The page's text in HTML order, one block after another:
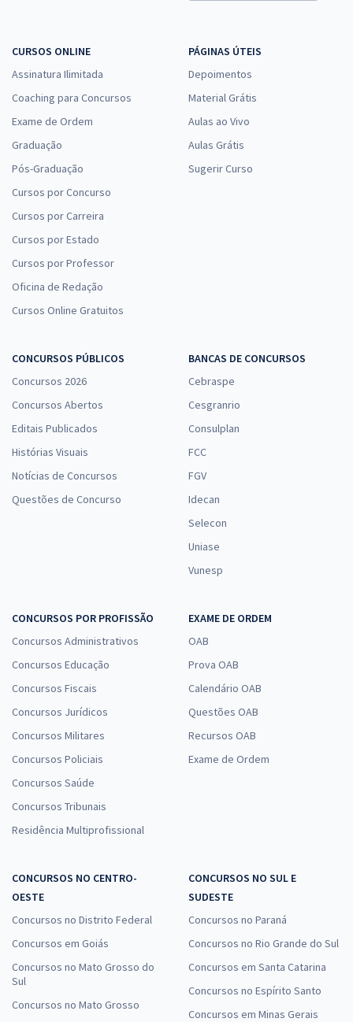
CURSOS ONLINE
Assinatura Ilimitada
Coaching para Concursos
Exame de Ordem
Graduação
Pós-Graduação
Cursos por Concurso
Cursos por Carreira
Cursos por Estado
Cursos por Professor
Oficina de Redação
Cursos Online Gratuitos
PÁGINAS ÚTEIS
Depoimentos
Material Grátis
Aulas ao Vivo
Aulas Grátis
Sugerir Curso
CONCURSOS PÚBLICOS
Concursos 2026
Concursos Abertos
Editais Publicados
Histórias Visuais
Notícias de Concursos
Questões de Concurso
BANCAS DE CONCURSOS
Cebraspe
Cesgranrio
Consulplan
FCC
FGV
Idecan
Selecon
Uniase
Vunesp
CONCURSOS POR PROFISSÃO
Concursos Administrativos
Concursos Educação
Concursos Fiscais
Concursos Jurídicos
Concursos Militares
Concursos Policiais
Concursos Saúde
Concursos Tribunais
Residência Multiprofissional
EXAME DE ORDEM
OAB
Prova OAB
Calendário OAB
Questões OAB
Recursos OAB
Exame de Ordem
CONCURSOS NO CENTRO-
OESTE
Concursos no Distrito Federal
Concursos em Goiás
Concursos no Mato Grosso do
Sul
Concursos no Mato Grosso
CONCURSOS NO SUL E
SUDESTE
Concursos no Paraná
Concursos no Rio Grande do Sul
Concursos em Santa Catarina
Concursos no Espírito Santo
Concursos em Minas Gerais